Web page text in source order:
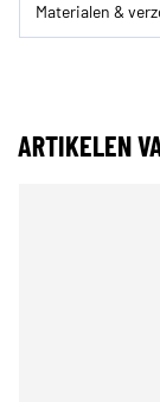
Materialen &
ARTIKELEN